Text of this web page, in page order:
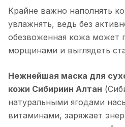
Крайне важно наполнять
увлажнять, ведь без
обезвоженная кожа может
морщинами и выглядеть
Нежнейшая маска для
кожи Сибириин Алтан
натуральными ягодами
витаминами, заряжает